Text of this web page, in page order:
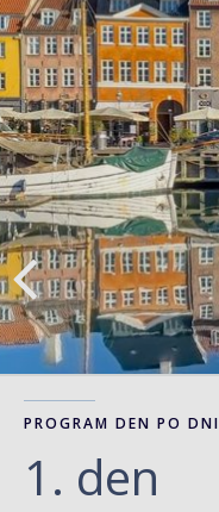
PROGRAM DEN PO DNI
1. den